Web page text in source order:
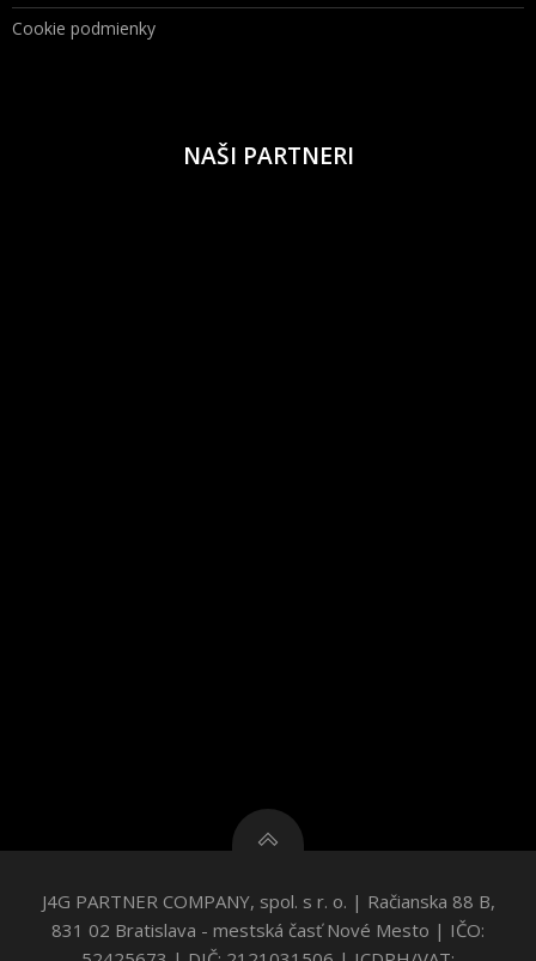
Cookie podmienky
NAŠI PARTNERI
J4G PARTNER COMPANY, spol. s r. o. | Račianska 88 B,
831 02 Bratislava - mestská časť Nové Mesto | IČO: